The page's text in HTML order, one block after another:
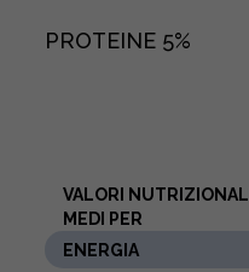
PROTEINE 5%
VALORI NUTRIZIONALI
MEDI PER
ENERGIA